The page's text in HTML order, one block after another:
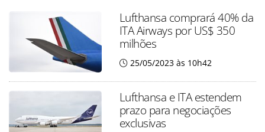
Lufthansa comprará 40% da
ITA Airways por US$ 350
milhões
25/05/2023 às 10h42
Lufthansa e ITA estendem
prazo para negociações
exclusivas